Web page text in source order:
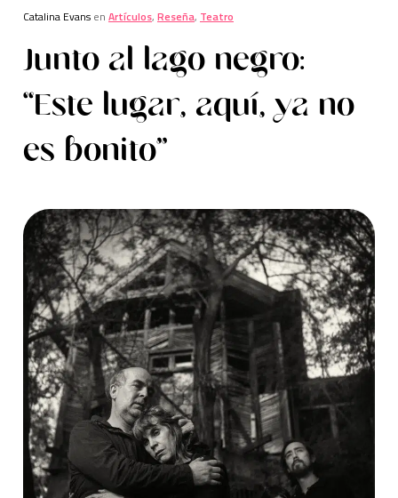
Catalina Evans en Artículos, Reseña, Teatro
Junto al lago negro:
“Este lugar, aquí, ya no
es bonito”